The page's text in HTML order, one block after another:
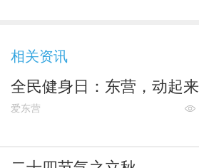
相关资讯
全民健身日：东营，动起来
爱东营